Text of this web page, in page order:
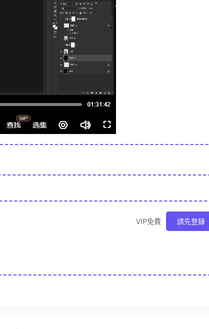
VIP免費 請先登錄